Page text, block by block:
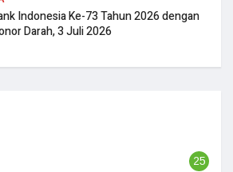
Indonesia Ke-73 Tahun 2026 dengan
Darah, 3 Juli 2026
25